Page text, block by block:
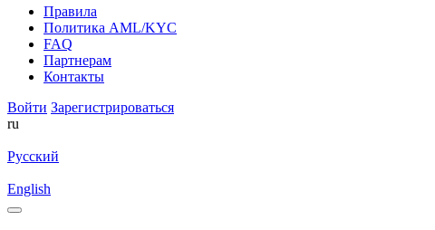
Правила
Политика AML/KYC
FAQ
Партнерам
Контакты
Войти Зарегистрироваться
ru
Русский
English